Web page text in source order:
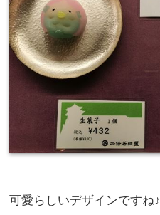
可愛らしいデザインですね♪